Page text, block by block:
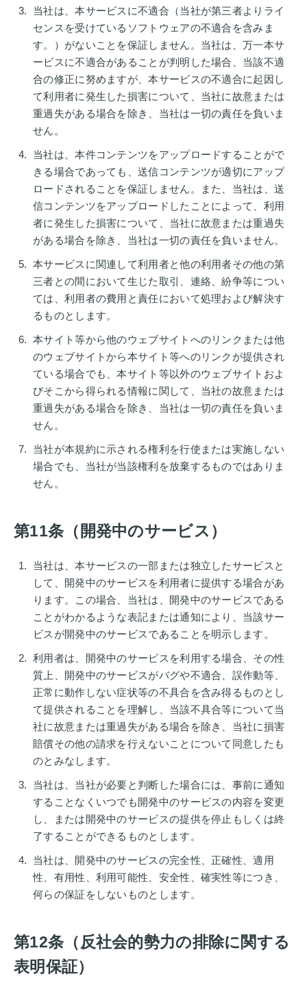
当社は、本サービスに不適合（当社が第三者よりライ
センスを受けているソフトウェアの不適合を含みま
す。）がないことを保証しません。当社は、万一本サ
ービスに不適合があることが判明した場合、当該不適
合の修正に努めますが、本サービスの不適合に起因し
て利用者に発生した損害について、当社に故意または
重過失がある場合を除き、当社は一切の責任を負いま
せん。
当社は、本件コンテンツをアップロードすることがで
きる場合であっても、送信コンテンツが適切にアップ
ロードされることを保証しません。また、当社は、送
信コンテンツをアップロードしたことによって、利用
者に発生した損害について、当社に故意または重過失
がある場合を除き、当社は一切の責任を負いません。
本サービスに関連して利用者と他の利用者その他の第
三者との間において生じた取引、連絡、紛争等につい
ては、利用者の費用と責任において処理および解決す
るものとします。
本サイト等から他のウェブサイトへのリンクまたは他
のウェブサイトから本サイト等へのリンクが提供され
ている場合でも、本サイト等以外のウェブサイトおよ
びそこから得られる情報に関して、当社の故意または
重過失がある場合を除き、当社は一切の責任を負いま
せん。
当社が本規約に示される権利を行使または実施しない
場合でも、当社が当該権利を放棄するものではありま
せん。
第11条（開発中のサービス）
当社は、本サービスの一部または独立したサービスと
して、開発中のサービスを利用者に提供する場合があ
ります。この場合、当社は、開発中のサービスである
ことがわかるような表記または通知により、当該サー
ビスが開発中のサービスであることを明示します。
利用者は、開発中のサービスを利用する場合、その性
質上、開発中のサービスがバグや不適合、誤作動等、
正常に動作しない症状等の不具合を含み得るものとし
て提供されることを理解し、当該不具合等について当
社に故意または重過失がある場合を除き、当社に損害
賠償その他の請求を行えないことについて同意したも
のとみなします。
当社は、当社が必要と判断した場合には、事前に通知
することなくいつでも開発中のサービスの内容を変更
し、または開発中のサービスの提供を停止もしくは終
了することができるものとします。
当社は、開発中のサービスの完全性、正確性、適用
性、有用性、利用可能性、安全性、確実性等につき、
何らの保証をしないものとします。
第12条（反社会的勢力の排除に関する
表明保証）